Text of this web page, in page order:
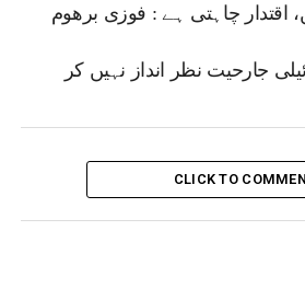
اقتدار چاہتی ہے : فوزی برھوم
جارحیت نظر انداز نہیں کر
CLICK TO